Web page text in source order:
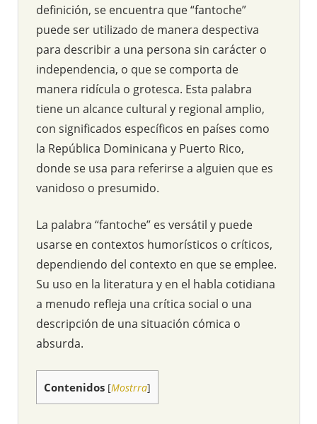
definición, se encuentra que “fantoche”
puede ser utilizado de manera despectiva
para describir a una persona sin carácter o
independencia, o que se comporta de
manera ridícula o grotesca. Esta palabra
tiene un alcance cultural y regional amplio,
con significados específicos en países como
la República Dominicana y Puerto Rico,
donde se usa para referirse a alguien que es
vanidoso o presumido.
La palabra “fantoche” es versátil y puede
usarse en contextos humorísticos o críticos,
dependiendo del contexto en que se emplee.
Su uso en la literatura y en el habla cotidiana
a menudo refleja una crítica social o una
descripción de una situación cómica o
absurda.
Contenidos [Mostrra]